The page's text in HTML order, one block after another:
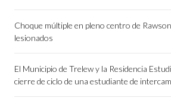
Choque múltiple en pleno centro de
lesionados
El Municipio de Trelew y la Residencia
cierre de ciclo de una estudiante de